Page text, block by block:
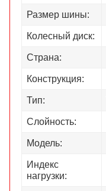
Размер шины:
Колесный диск:
Страна:
Конструкция:
Тип:
Слойность:
Модель:
Индекс
нагрузки: